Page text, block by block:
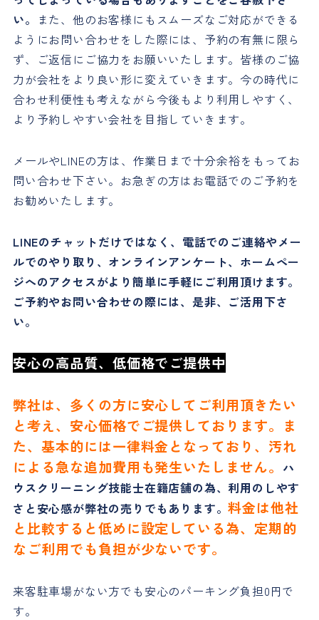
い。 また、他のお客様にもスムーズなご対応ができる
ようにお問い合わせをした際には、予約の有無に限ら
ず、ご返信にご協力をお願いいたします。皆様のご協
力が会社をより良い形に変えていきます。今の時代に
合わせ利便性も考えながら今後もより利用しやすく、
より予約しやすい会社を目指していきます。
メールやLINEの方は、作業日まで十分余裕をもってお
問い合わせ下さい。お急ぎの方はお電話でのご予約を
お勧めいたします。
LINEのチャットだけではなく、電話でのご連絡やメー
ルでのやり取り、オンラインアンケート、ホームペー
ジへのアクセスがより簡単に手軽にご利用頂けます。
ご予約やお問い合わせの際には、是非、ご活用下さ
い。
安心の高品質、低価格でご提供中
弊社は、多くの方に安心してご利用頂きたい
と考え、安心価格でご提供しております。ま
た、基本的には一律料金となっており、汚れ
による急な追加費用も発生いたしません。 ハ
ウスクリーニング技能士在籍店舗の為、利用のしやす
さと安心感が弊社の売りでもあります。料金は他社
と比較すると低めに設定している為、定期的
なご利用でも負担が少ないです。
来客駐車場がない方でも安心のパーキング負担0円で
す。